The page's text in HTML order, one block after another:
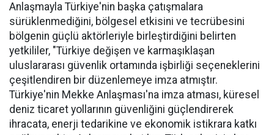
Anlaşmayla Türkiye'nin başka çatışmalara
sürüklenmediğini, bölgesel etkisini ve tecrübesini
bölgenin güçlü aktörleriyle birleştirdiğini belirten
yetkililer, "Türkiye değişen ve karmaşıklaşan
uluslararası güvenlik ortamında işbirliği seçeneklerini
çeşitlendiren bir düzenlemeye imza atmıştır.
Türkiye'nin Mekke Anlaşması'na imza atması, küresel
deniz ticaret yollarının güvenliğini güçlendirerek
ihracata, enerji tedarikine ve ekonomik istikrara katkı